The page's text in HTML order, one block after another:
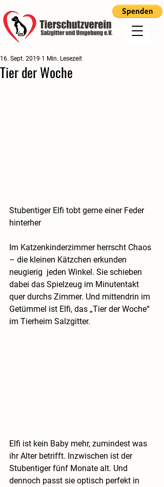
Tier der Woche
16. Sept. 2019 1 Min. Lesezeit
Stubentiger Elfi tobt gerne einer Feder
hinterher
Im Katzenkinderzimmer herrscht Chaos
– die kleinen Kätzchen erkunden
neugierig  jeden Winkel. Sie schieben
dabei das Spielzeug im Minutentakt
quer durchs Zimmer. Und mittendrin im
Getümmel ist Elfi, das „Tier der Woche“
im Tierheim Salzgitter.
Elfi ist kein Baby mehr, zumindest was
ihr Alter betrifft. Inzwischen ist der
Stubentiger fünf Monate alt. Und
dennoch passt sie optisch perfekt in